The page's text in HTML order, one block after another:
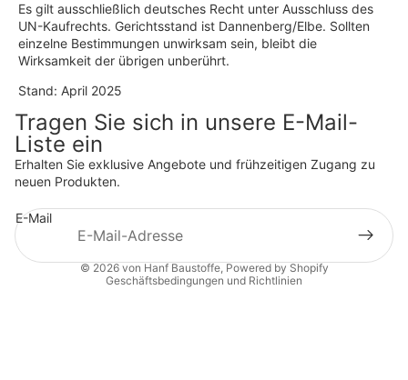
Es gilt ausschließlich deutsches Recht unter Ausschluss des
UN-Kaufrechts. Gerichtsstand ist Dannenberg/Elbe. Sollten
einzelne Bestimmungen unwirksam sein, bleibt die
Wirksamkeit der übrigen unberührt.
Stand: April 2025
Tragen Sie sich in unsere E-Mail-
Liste ein
Erhalten Sie exklusive Angebote und frühzeitigen Zugang zu
neuen Produkten.
E-Mail
© 2026 von Hanf Baustoffe, Powered by Shopify
Geschäftsbedingungen und Richtlinien
Datenschutzerklärung
Widerrufsrecht
Kontaktinformationen